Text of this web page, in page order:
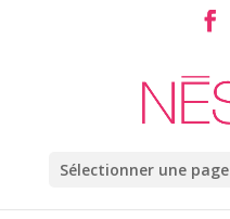
Sélectionner une page